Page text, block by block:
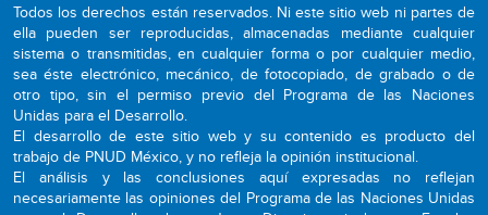
Todos los derechos están reservados. Ni este sitio web ni partes de
ella pueden ser reproducidas, almacenadas mediante cualquier
sistema o transmitidas, en cualquier forma o por cualquier medio,
sea éste electrónico, mecánico, de fotocopiado, de grabado o de
otro tipo, sin el permiso previo del Programa de las Naciones
Unidas para el Desarrollo.
El desarrollo de este sitio web y su contenido es producto del
trabajo de PNUD México, y no refleja la opinión institucional.
El análisis y las conclusiones aquí expresadas no reflejan
necesariamente las opiniones del Programa de las Naciones Unidas